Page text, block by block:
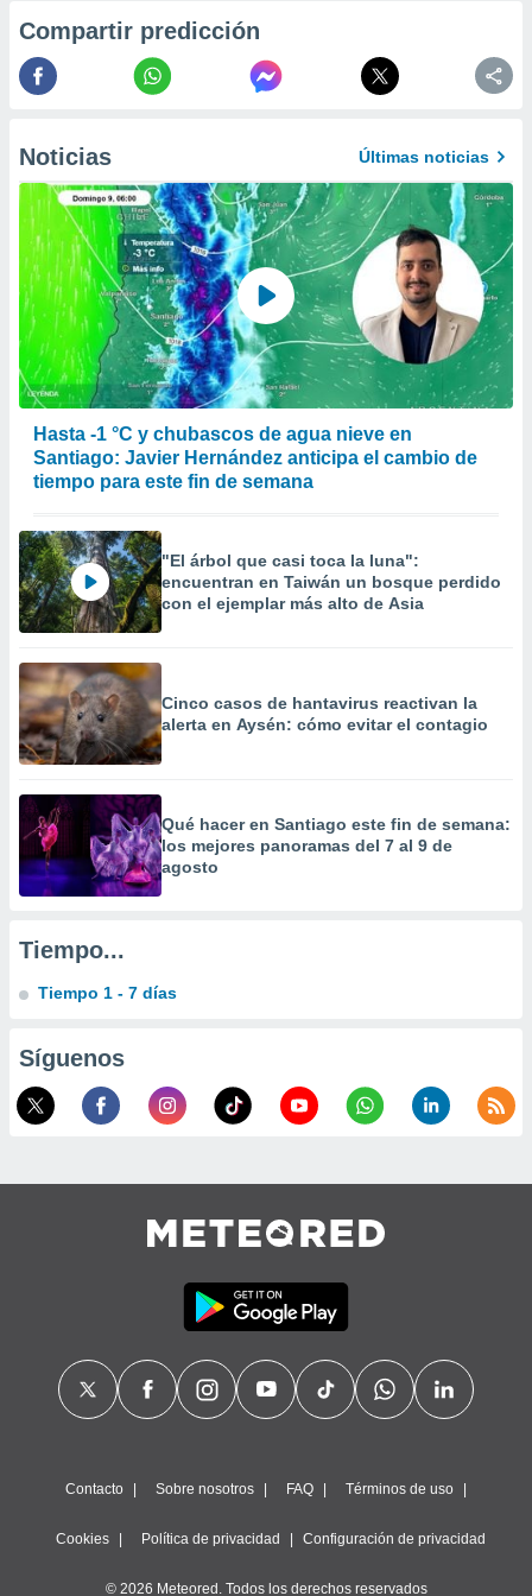
en
en
de
un
o acceder
datos
perfiles
crear un
uso de
la
contenido
medir el
de la
el
de
a través
de
de
uso de
mediante
Compartir predicción
Noticias Últimas noticias
Hasta -1 °C y chubascos de agua nieve en
Santiago: Javier Hernández anticipa el cambio de
tiempo para este fin de semana
"El árbol que casi toca la luna":
encuentran en Taiwán un bosque perdido
con el ejemplar más alto de Asia
Cinco casos de hantavirus reactivan la
alerta en Aysén: cómo evitar el contagio
Qué hacer en Santiago este fin de semana:
los mejores panoramas del 7 al 9 de
agosto
Tiempo...
Tiempo 1 - 7 días
Síguenos
Contacto Sobre nosotros FAQ Términos de uso
Cookies Política de privacidad Configuración de privacidad
© 2026 Meteored. Todos los derechos reservados